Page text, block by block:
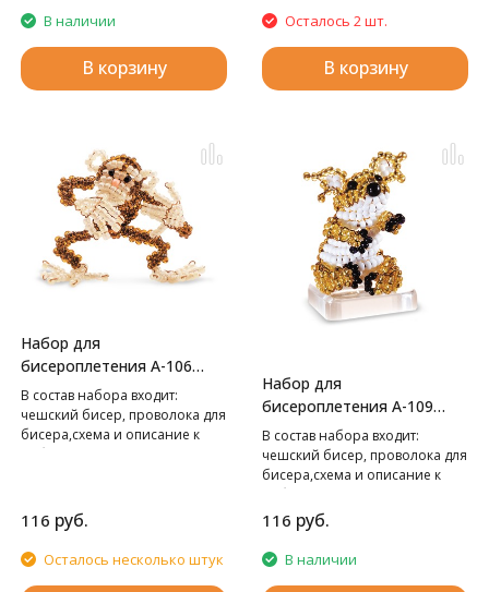
В наличии
В корзину
Осталось 2 шт.
В корзину
Набор для
бисероплетения А-106
Обезьяна,
В cостав набора входит:
чешский бисер, проволока для
бисера,схема и описание к
работе.
116 руб.
Осталось несколько штук
Набор для
бисероплетения А-109
Коала,
В cостав набора входит:
чешский бисер, проволока для
бисера,схема и описание к
работе.
116 руб.
В наличии